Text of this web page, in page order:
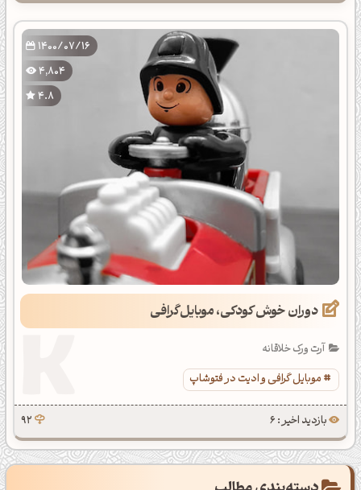
1400/07/16
4,804
4.8
دوران خوش کودکی، موبایل‌گرافی
آرت ورک خلاقانه
موبایل گرافی و ادیت در فتوشاپ
بازدید اخیر : 6 92